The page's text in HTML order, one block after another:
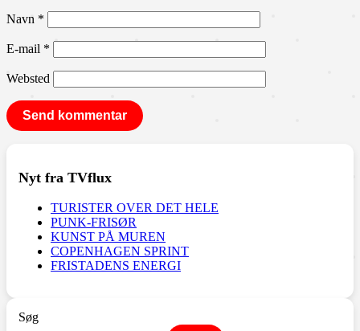
Navn *
E-mail *
Websted
Nyt fra TVflux
TURISTER OVER DET HELE
PUNK-FRISØR
KUNST PÅ MUREN
COPENHAGEN SPRINT
FRISTADENS ENERGI
Søg